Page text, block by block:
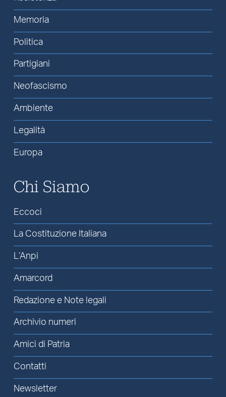
Memoria
Politica
Partigiani
Neofascismo
Ambiente
Legalità
Europa
Chi Siamo
Eccoci
La Costituzione Italiana
L’Anpi
Amarcord
Redazione e Note legali
Archivio numeri
Amici di Patria
Contatti
Newsletter